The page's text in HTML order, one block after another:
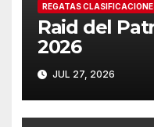
REGATAS
Raid del
2026
JUL 27, 2026